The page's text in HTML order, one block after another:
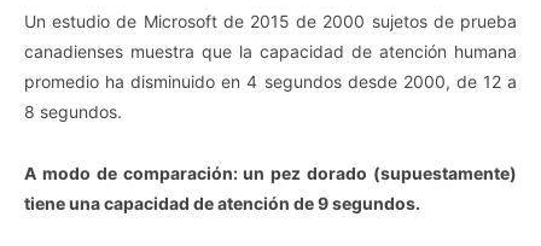
Un estudio de Microsoft de 2015 de 2000 sujetos de prueba
canadienses muestra que la capacidad de atención humana
promedio ha disminuido en 4 segundos desde 2000, de 12 a
8 segundos.
A modo de comparación: un pez dorado (supuestamente)
tiene una capacidad de atención de 9 segundos.